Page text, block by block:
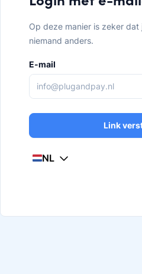
Op deze manier is zeker dat
niemand anders.
E-mail
Link
NL